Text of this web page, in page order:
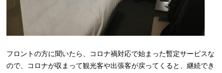
フロントの方に聞いたら、コロナ禍対応で始まった暫定サービスな
ので、コロナが収まって観光客や出張客が戻ってくると、継続でき